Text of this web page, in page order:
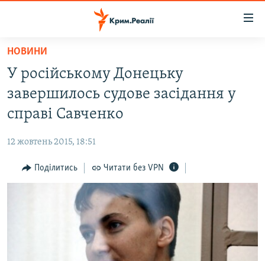
Перейти
основного
матеріалу
Перейти
до
основної
Перейти
до
ВОДА.КРИМ
ВІДЕО ТА ФОТО
БЛОГИ
ПОГЛЯД
ЯК ОБІЙТИ БЛОКУВАННЯ
НОВИНИ
У російському Донецьку
завершилось судове засідання у
справі Савченко
12 жовтень 2015, 18:51
Поділитись Читати без VPN